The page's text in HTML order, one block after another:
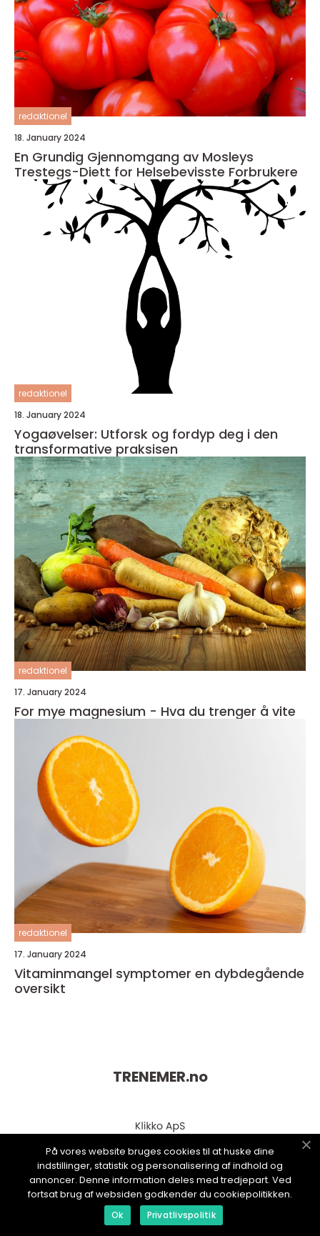
redaktionel
18. January 2024
En Grundig Gjennomgang av Mosleys
Trestegs-Diett for Helsebevisste Forbrukere
redaktionel
18. January 2024
Yogaøvelser: Utforsk og fordyp deg i den
transformative praksisen
redaktionel
17. January 2024
For mye magnesium - Hva du trenger å vite
redaktionel
17. January 2024
Vitaminmangel symptomer en dybdegående
oversikt
TRENEMER.no
web: www.klikko.dk
På vores website bruges cookies til at huske dine
indstillinger, statistik og personalisering af indhold og
annoncer. Denne information deles med tredjepart. Ved
fortsat brug af websiden godkender du cookiepolitikken.
Ok Privatlivspolitik